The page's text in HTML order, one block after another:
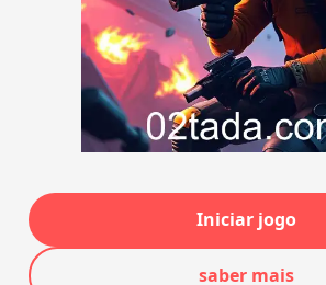
Iniciar jogo
saber mais